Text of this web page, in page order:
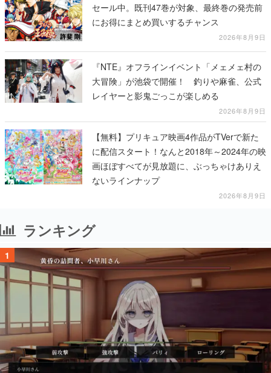
セール中。既刊47巻が対象、最終巻の発売前
にお得にまとめ買いするチャンス
2026年8月9日
『NTE』オフラインイベント「メェメェ村の
大冒険」が池袋で開催！ 釣りや麻雀、公式
レイヤーと影鬼ごっこが楽しめる
2026年8月9日
【無料】プリキュア映画4作品がTVerで新た
に配信スタート！なんと2018年～2024年の映
画ほぼすべてが見放題に、ぶっちゃけありえ
ないラインナップ
2026年8月9日
ランキング
1